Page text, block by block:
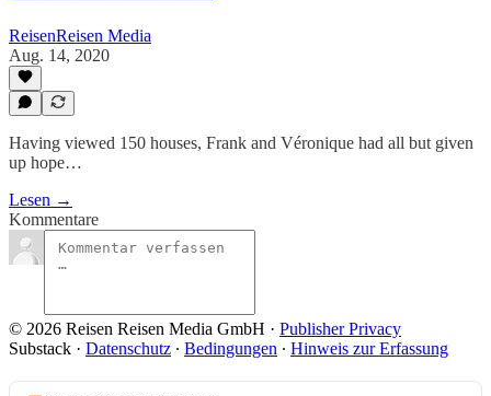
ReisenReisen Media
Aug. 14, 2020
Having viewed 150 houses, Frank and Véronique had all but given
up hope…
Lesen →
Kommentare
© 2026 Reisen Reisen Media GmbH · Publisher Privacy
Substack · Datenschutz ∙ Bedingungen ∙ Hinweis zur Erfassung